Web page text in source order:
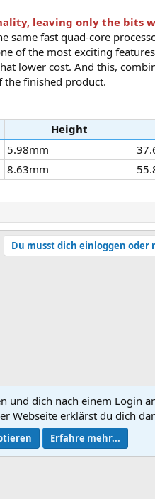
leaving only the bits
same fast quad-core
of the most exciting
lower cost. And this,
the finished product.
Height
5.98mm
8.63mm
Du musst dich einloggen
by XenForo ® © 2010-2026 XenForo Ltd.
und dich nach einem Login
Webseite erklärst du dich
Erfahre mehr...